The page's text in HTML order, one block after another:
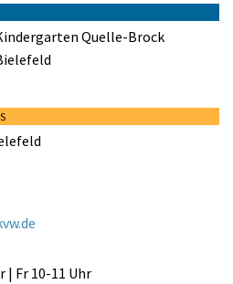
Quelle-Brock
| Fr 10-11 Uhr